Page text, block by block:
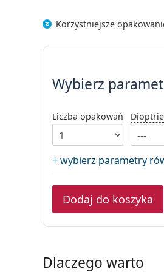
Korzystniejsze
Wybierz
Wybierz
Liczba opakowań Dioptrie
+ wybierz parametry
Dodaj do koszyka
Dlaczego warto